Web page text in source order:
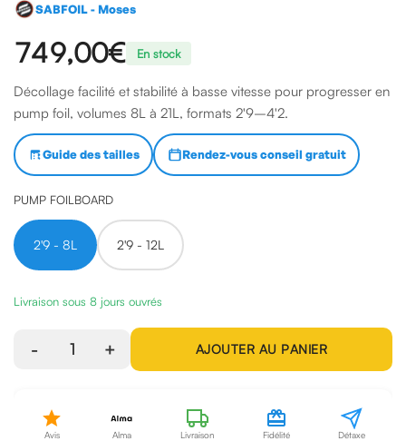
SABFOIL - Moses
749,00€ En stock
Décollage facilité et stabilité à basse vitesse pour progresser en
pump foil, volumes 8L à 21L, formats 2'9–4'2.
Guide des tailles Rendez-vous conseil gratuit
PUMP FOILBOARD
2'9 - 8L 2'9 - 12L
Livraison sous 8 jours ouvrés
- 1 + AJOUTER AU PANIER
Avis Alma Livraison Fidélité Détaxe